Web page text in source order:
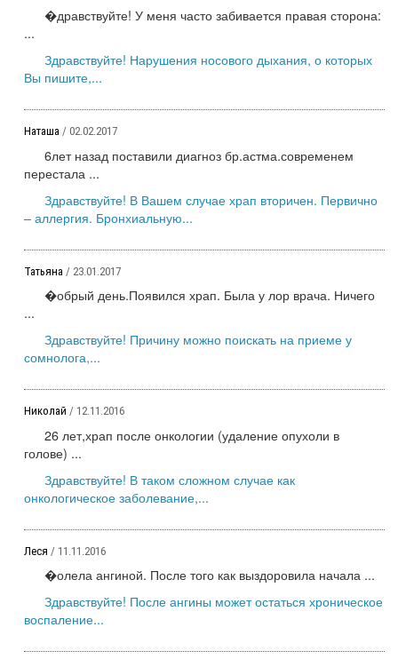
�дравствуйте! У меня часто забивается правая сторона:
...
Здравствуйте! Нарушения носового дыхания, о которых
Вы пишите,...
Наташа / 02.02.2017
6лет назад поставили диагноз бр.астма.современем
перестала ...
Здравствуйте! В Вашем случае храп вторичен. Первично
– аллергия. Бронхиальную...
Татьяна / 23.01.2017
�обрый день.Появился храп. Была у лор врача. Ничего
...
Здравствуйте! Причину можно поискать на приеме у
сомнолога,...
Николай / 12.11.2016
26 лет,храп после онкологии (удаление опухоли в
голове) ...
Здравствуйте! В таком сложном случае как
онкологическое заболевание,...
Леся / 11.11.2016
�олела ангиной. После того как выздоровила начала ...
Здравствуйте! После ангины может остаться хроническое
воспаление...